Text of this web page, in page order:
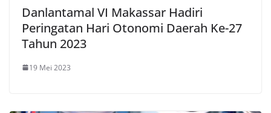
Danlantamal VI Makassar Hadiri
Peringatan Hari Otonomi Daerah Ke-27
Tahun 2023
19 Mei 2023